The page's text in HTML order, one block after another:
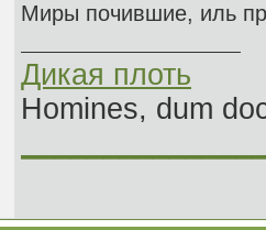
Миры почившие, иль
Дикая плоть
Homines, dum